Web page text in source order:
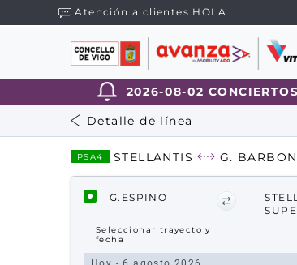
Atención a clientes HOLA
2026-08-02 CONCIERTOS
Detalle de línea
PSA4 STELLANTIS G. BARBON
G.ESPINO
Seleccionar trayecto y
fecha